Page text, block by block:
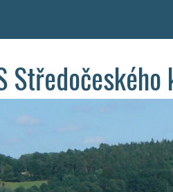
Středočeského